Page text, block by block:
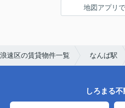
地図アプリ
速区の賃貸物件一覧 なんば駅
しろまる不